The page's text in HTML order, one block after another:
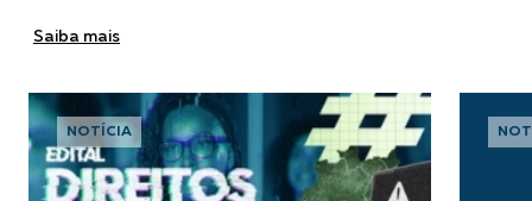
Saiba mais
NOTÍCIA